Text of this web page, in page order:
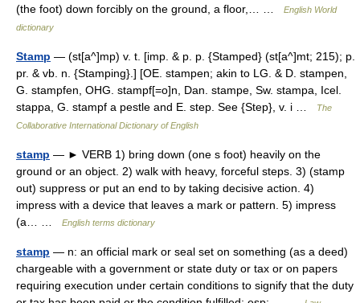
(the foot) down forcibly on the ground, a floor,… …
English World
dictionary
Stamp — (st[a^]mp) v. t. [imp. & p. p. {Stamped} (st[a^]mt; 215); p.
pr. & vb. n. {Stamping}.] [OE. stampen; akin to LG. & D. stampen,
G. stampfen, OHG. stampf[=o]n, Dan. stampe, Sw. stampa, Icel.
stappa, G. stampf a pestle and E. step. See {Step}, v. i …
The
Collaborative International Dictionary of English
stamp — ► VERB 1) bring down (one s foot) heavily on the
ground or an object. 2) walk with heavy, forceful steps. 3) (stamp
out) suppress or put an end to by taking decisive action. 4)
impress with a device that leaves a mark or pattern. 5) impress
(a… …
English terms dictionary
stamp — n: an official mark or seal set on something (as a deed)
chargeable with a government or state duty or tax or on papers
requiring execution under certain conditions to signify that the duty